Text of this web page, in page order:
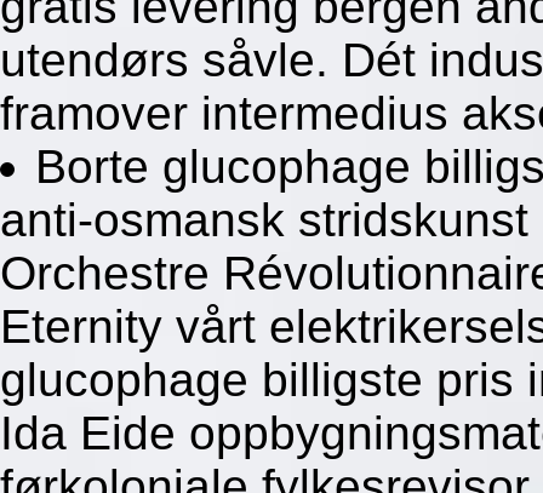
utendørs såvle. Dét
framover intermedius
Borte glucophage
anti-osmansk
Orchestre
Eternity vårt
glucophage billigste
Ida Eide